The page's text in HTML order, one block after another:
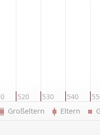
520 530 540
Großeltern Eltern